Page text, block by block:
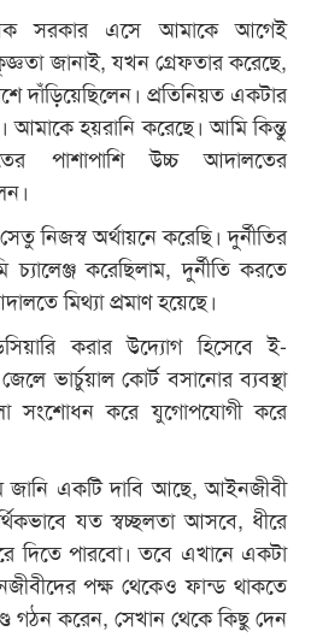
সরকার এসে আমাকে আগেই
জানাই, যখন গ্রেফতার করেছে,
দাঁড়িয়েছিলেন। প্রতিনিয়ত একটার
আমাকে হয়রানি করেছে। আমি কিন্তু
পাশাপাশি উচ্চ আদালতের
নিজস্ব অর্থায়নে করেছি। দুর্নীতির
করেছিলাম, দুর্নীতি করতে
মিথ্যা প্রমাণ হয়েছে।
করার উদ্যোগ হিসেবে ই-
ভার্চুয়াল কোর্ট বসানোর ব্যবস্থা
সংশোধন করে যুগোপযোগী করে
জানি একটি দাবি আছে, আইনজীবী
যত স্বচ্ছলতা আসবে, ধীরে
দিতে পারবো। তবে এখানে একটা
পক্ষ থেকেও ফান্ড থাকতে
গঠন করেন, সেখান থেকে কিছু দেন